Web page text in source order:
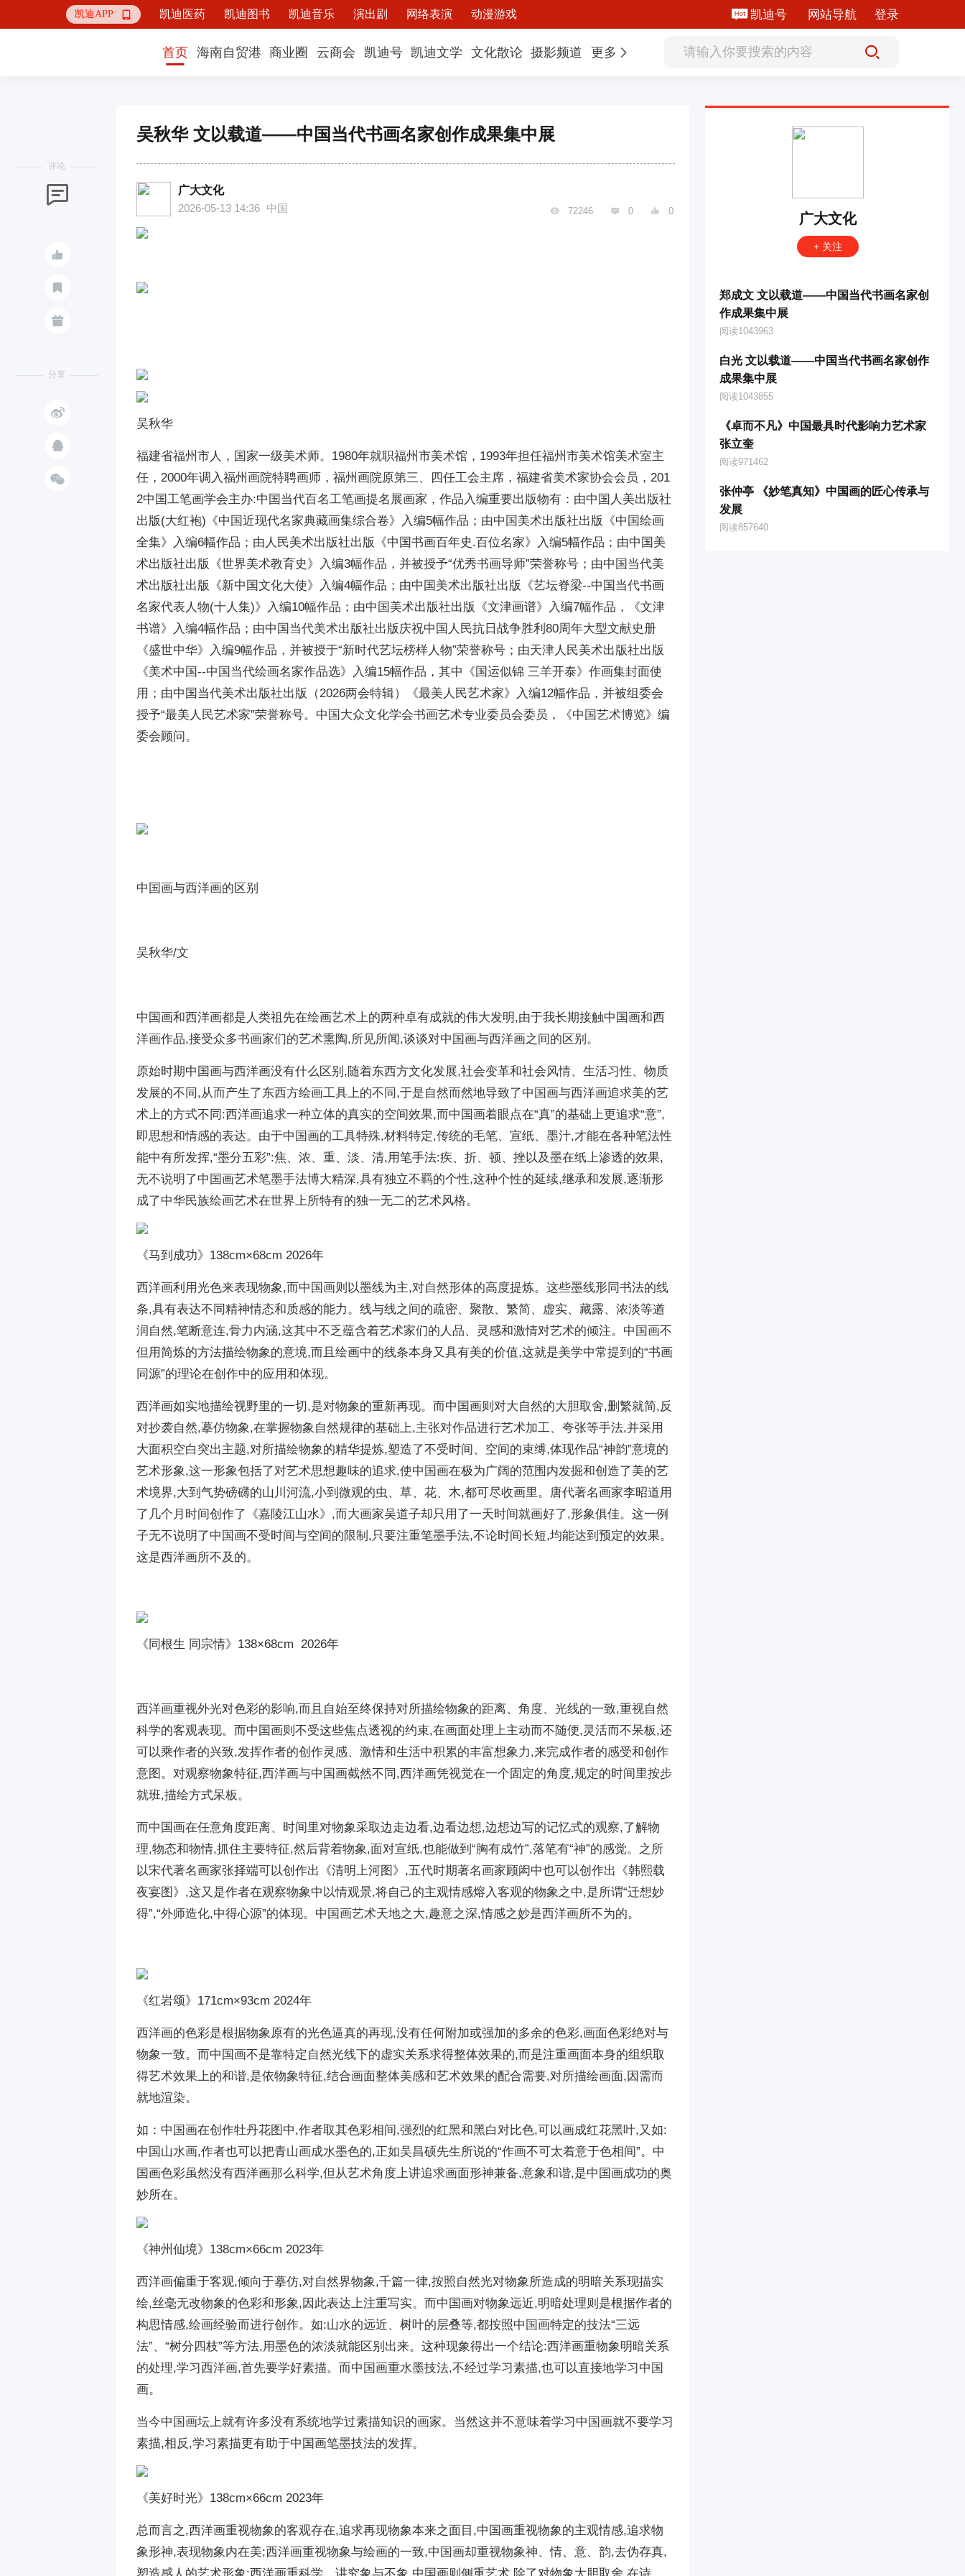
凯迪APP  凯迪医药 凯迪图书 凯迪音乐 演出剧 网络表演 动漫游戏 凯迪号 网站导航 登录
首页 海南自贸港 商业圈 云商会 凯迪号 凯迪文学 文化散论 摄影频道 更多
评论



分享



吴秋华 文以载道——中国当代书画名家创作成果集中展
广大文化
2026-05-13 14:36 中国  72246  0  0
吴秋华
福建省福州市人，国家一级美术师。1980年就职福州市美术馆，1993年担任福州市美术馆美术室主
任，2000年调入福州画院特聘画师，福州画院原第三、四任工会主席，福建省美术家协会会员，201
2中国工笔画学会主办:中国当代百名工笔画提名展画家，作品入编重要出版物有：由中国人美出版社
出版(大红袍)《中国近现代名家典藏画集综合卷》入编5幅作品；由中国美术出版社出版《中国绘画
全集》入编6幅作品；由人民美术出版社出版《中国书画百年史.百位名家》入编5幅作品；由中国美
术出版社出版《世界美术教育史》入编3幅作品，并被授予“优秀书画导师”荣誉称号；由中国当代美
术出版社出版《新中国文化大使》入编4幅作品；由中国美术出版社出版《艺坛脊梁--中国当代书画
名家代表人物(十人集)》入编10幅作品；由中国美术出版社出版《文津画谱》入编7幅作品，《文津
书谱》入编4幅作品；由中国当代美术出版社出版庆祝中国人民抗日战争胜利80周年大型文献史册
《盛世中华》入编9幅作品，并被授于“新时代艺坛榜样人物”荣誉称号；由天津人民美术出版社出版
《美术中国--中国当代绘画名家作品选》入编15幅作品，其中《国运似锦 三羊开泰》作画集封面使
用；由中国当代美术出版社出版（2026两会特辑）《最美人民艺术家》入编12幅作品，并被组委会
授予“最美人民艺术家”荣誉称号。中国大众文化学会书画艺术专业委员会委员，《中国艺术博览》编
委会顾问。
中国画与西洋画的区别
吴秋华/文
中国画和西洋画都是人类祖先在绘画艺术上的两种卓有成就的伟大发明,由于我长期接触中国画和西
洋画作品,接受众多书画家们的艺术熏陶,所见所闻,谈谈对中国画与西洋画之间的区别。
原始时期中国画与西洋画没有什么区别,随着东西方文化发展,社会变革和社会风情、生活习性、物质
发展的不同,从而产生了东西方绘画工具上的不同,于是自然而然地导致了中国画与西洋画追求美的艺
术上的方式不同:西洋画追求一种立体的真实的空间效果,而中国画着眼点在“真”的基础上更追求“意”,
即思想和情感的表达。由于中国画的工具特殊,材料特定,传统的毛笔、宣纸、墨汁,才能在各种笔法性
能中有所发挥,“墨分五彩”:焦、浓、重、淡、清,用笔手法:疾、折、顿、挫以及墨在纸上渗透的效果,
无不说明了中国画艺术笔墨手法博大精深,具有独立不羁的个性,这种个性的延续,继承和发展,逐渐形
成了中华民族绘画艺术在世界上所特有的独一无二的艺术风格。
《马到成功》138cm×68cm 2026年
西洋画利用光色来表现物象,而中国画则以墨线为主,对自然形体的高度提炼。这些墨线形同书法的线
条,具有表达不同精神情态和质感的能力。线与线之间的疏密、聚散、繁简、虚实、藏露、浓淡等遒
润自然,笔断意连,骨力内涵,这其中不乏蕴含着艺术家们的人品、灵感和激情对艺术的倾注。中国画不
但用简炼的方法描绘物象的意境,而且绘画中的线条本身又具有美的价值,这就是美学中常提到的“书画
同源”的理论在创作中的应用和体现。
西洋画如实地描绘视野里的一切,是对物象的重新再现。而中国画则对大自然的大胆取舍,删繁就简,反
对抄袭自然,摹仿物象,在掌握物象自然规律的基础上,主张对作品进行艺术加工、夸张等手法,并采用
大面积空白突出主题,对所描绘物象的精华提炼,塑造了不受时间、空间的束缚,体现作品“神韵”意境的
艺术形象,这一形象包括了对艺术思想趣味的追求,使中国画在极为广阔的范围内发掘和创造了美的艺
术境界,大到气势磅礴的山川河流,小到微观的虫、草、花、木,都可尽收画里。唐代著名画家李昭道用
了几个月时间创作了《嘉陵江山水》,而大画家吴道子却只用了一天时间就画好了,形象俱佳。这一例
子无不说明了中国画不受时间与空间的限制,只要注重笔墨手法,不论时间长短,均能达到预定的效果。
这是西洋画所不及的。
《同根生 同宗情》138×68cm 2026年
西洋画重视外光对色彩的影响,而且自始至终保持对所描绘物象的距离、角度、光线的一致,重视自然
科学的客观表现。而中国画则不受这些焦点透视的约束,在画面处理上主动而不随便,灵活而不呆板,还
可以乘作者的兴致,发挥作者的创作灵感、激情和生活中积累的丰富想象力,来完成作者的感受和创作
意图。对观察物象特征,西洋画与中国画截然不同,西洋画凭视觉在一个固定的角度,规定的时间里按步
就班,描绘方式呆板。
而中国画在任意角度距离、时间里对物象采取边走边看,边看边想,边想边写的记忆式的观察,了解物
理,物态和物情,抓住主要特征,然后背着物象,面对宣纸,也能做到“胸有成竹”,落笔有“神”的感觉。之所
以宋代著名画家张择端可以创作出《清明上河图》,五代时期著名画家顾闳中也可以创作出《韩熙载
夜宴图》,这又是作者在观察物象中以情观景,将自己的主观情感熔入客观的物象之中,是所谓“迁想妙
得”,“外师造化,中得心源”的体现。中国画艺术天地之大,趣意之深,情感之妙是西洋画所不为的。
《红岩颂》171cm×93cm 2024年
西洋画的色彩是根据物象原有的光色逼真的再现,没有任何附加或强加的多余的色彩,画面色彩绝对与
物象一致。而中国画不是靠特定自然光线下的虚实关系求得整体效果的,而是注重画面本身的组织取
得艺术效果上的和谐,是依物象特征,结合画面整体美感和艺术效果的配合需要,对所描绘画面,因需而
就地渲染。
如：中国画在创作牡丹花图中,作者取其色彩相间,强烈的红黑和黑白对比色,可以画成红花黑叶,又如:
中国山水画,作者也可以把青山画成水墨色的,正如吴昌硕先生所说的“作画不可太着意于色相间”。中
国画色彩虽然没有西洋画那么科学,但从艺术角度上讲追求画面形神兼备,意象和谐,是中国画成功的奥
妙所在。
《神州仙境》138cm×66cm 2023年
西洋画偏重于客观,倾向于摹仿,对自然界物象,千篇一律,按照自然光对物象所造成的明暗关系现描实
绘,丝毫无改物象的色彩和形象,因此表达上注重写实。而中国画对物象远近,明暗处理则是根据作者的
构思情感,绘画经验而进行创作。如:山水的远近、树叶的层叠等,都按照中国画特定的技法“三远
法”、“树分四枝”等方法,用墨色的浓淡就能区别出来。这种现象得出一个结论:西洋画重物象明暗关系
的处理,学习西洋画,首先要学好素描。而中国画重水墨技法,不经过学习素描,也可以直接地学习中国
画。
当今中国画坛上就有许多没有系统地学过素描知识的画家。当然这并不意味着学习中国画就不要学习
素描,相反,学习素描更有助于中国画笔墨技法的发挥。
《美好时光》138cm×66cm 2023年
总而言之,西洋画重视物象的客观存在,追求再现物象本来之面目,中国画重视物象的主观情感,追求物
象形神,表现物象内在美;西洋画重视物象与绘画的一致,中国画却重视物象神、情、意、韵,去伪存真,
广大文化
+ 关注
郑成文 文以载道——中国当代书画名家创
作成果集中展
阅读1043963
白光 文以载道——中国当代书画名家创作
成果集中展
阅读1043855
《卓而不凡》中国最具时代影响力艺术家
张立奎
阅读971462
张仲亭 《妙笔真知》中国画的匠心传承与
发展
阅读857640